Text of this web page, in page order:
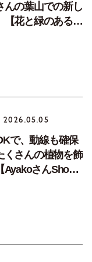
んの葉山での新し
【花と緑のある空
2026.05.05
で、動線も確保
くさんの植物を飾
AyakoさんShoさ